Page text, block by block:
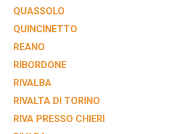
QUASSOLO
QUINCINETTO
REANO
RIBORDONE
RIVALBA
RIVALTA DI TORINO
RIVA PRESSO CHIERI